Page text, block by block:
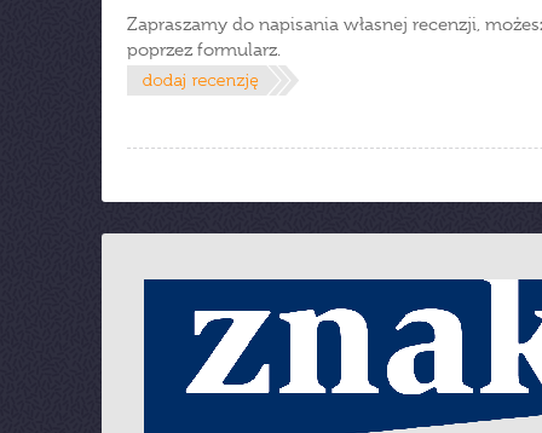
Zapraszamy do napisania własnej recenzji,
poprzez formularz.